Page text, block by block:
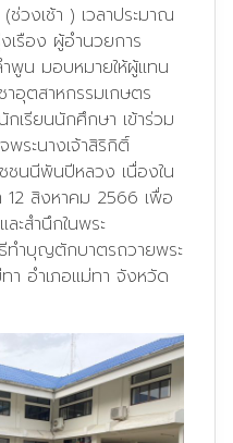
วงเช้า ) เวลาประมาณ
รือง ผู้อำนวยการ
ำพูน มอบหมายให้ผู้แทน
อุตสาหกรรมเกษตร
เรียนนักศึกษา เข้าร่วม
พระนางเจ้าสิริกิติ์
ชนนีพันปีหลวง เนื่องใน
12 สิงหาคม 2566 เพื่อ
ะสำนึกในพระ
ำบุญตักบาตรถวายพระ
า อำเภอแม่ทา จังหวัด